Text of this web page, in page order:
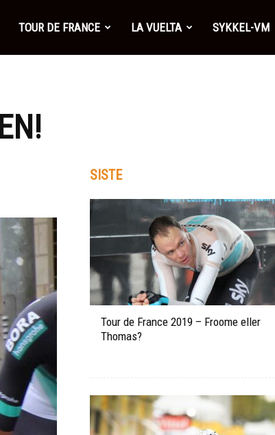
TOUR DE FRANCE LA VUELTA SYKKEL-VM
SISTE
Tour de France 2019 – Froome eller
Thomas?